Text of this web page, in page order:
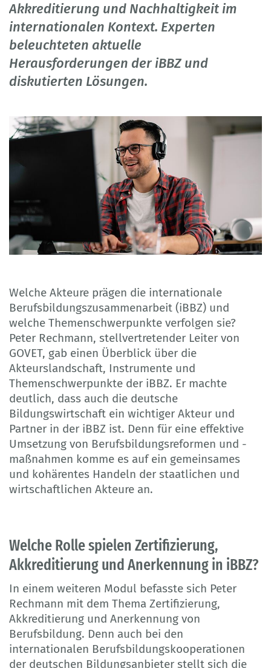
Akkreditierung und Nachhaltigkeit im
internationalen Kontext. Experten
beleuchteten aktuelle
Herausforderungen der iBBZ und
diskutierten Lösungen.
Welche Akteure prägen die internationale
Berufsbildungszusammenarbeit (iBBZ) und
welche Themenschwerpunkte verfolgen sie?
Peter Rechmann, stellvertretender Leiter von
GOVET, gab einen Überblick über die
Akteurslandschaft, Instrumente und
Themenschwerpunkte der iBBZ. Er machte
deutlich, dass auch die deutsche
Bildungswirtschaft ein wichtiger Akteur und
Partner in der iBBZ ist. Denn für eine effektive
Umsetzung von Berufsbildungsreformen und -
maßnahmen komme es auf ein gemeinsames
und kohärentes Handeln der staatlichen und
wirtschaftlichen Akteure an.
Welche Rolle spielen Zertifizierung,
Akkreditierung und Anerkennung in iBBZ?
In einem weiteren Modul befasste sich Peter
Rechmann mit dem Thema Zertifizierung,
Akkreditierung und Anerkennung von
Berufsbildung. Denn auch bei den
internationalen Berufsbildungskooperationen
der deutschen Bildungsanbieter stellt sich die